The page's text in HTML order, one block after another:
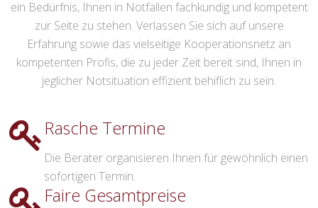
ein Bedürfnis, Ihnen in Notfällen fachkundig und kompetent
zur Seite zu stehen. Verlassen Sie sich auf unsere
Erfahrung sowie das vielseitige Kooperationsnetz an
kompetenten Profis, die zu jeder Zeit bereit sind, Ihnen in
jeglicher Notsituation effizient behiflich zu sein.
Rasche Termine
Die Berater organisieren Ihnen für gewöhnlich einen
sofortigen Termin.
Faire Gesamtpreise